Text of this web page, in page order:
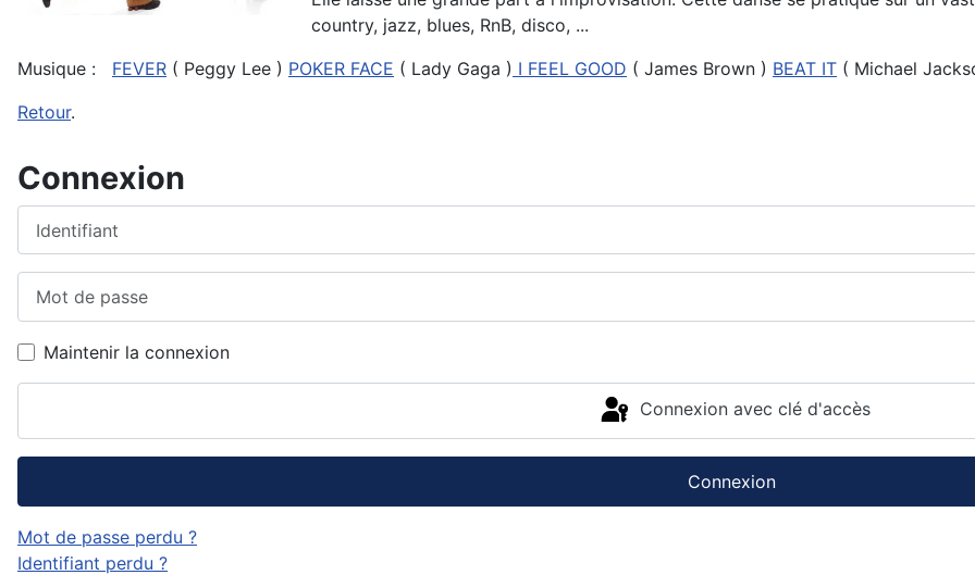
country, jazz, blues, RnB, disco, ...
Musique : FEVER ( Peggy Lee ) POKER FACE ( Lady Gaga ) I FEEL GOOD ( James Brown ) BEAT IT ( Michael
Retour.
Connexion
Maintenir la connexion
Connexion avec clé d'accès
Connexion
Mot de passe perdu ?
Identifiant perdu ?